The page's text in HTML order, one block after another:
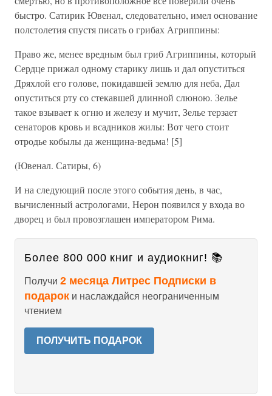
быстро. Сатирик Ювенал, следовательно, имел основание
полстолетия спустя писать о грибах Агриппины:
Право же, менее вредным был гриб Агриппины, который
Сердце прижал одному старику лишь и дал опуститься
Дряхлой его голове, покидавшей землю для неба, Дал
опуститься рту со стекавшей длинной слюною. Зелье
такое взывает к огню и железу и мучит, Зелье терзает
сенаторов кровь и всадников жилы: Вот чего стоит
отродье кобылы да женщина-ведьма! [5]
(Ювенал. Сатиры, 6)
И на следующий после этого события день, в час,
вычисленный астрологами, Нерон появился у входа во
дворец и был провозглашен императором Рима.
Более 800 000 книг и аудиокниг! 📚
Получи 2 месяца Литрес Подписки в
подарок и наслаждайся неограниченным
чтением
ПОЛУЧИТЬ ПОДАРОК